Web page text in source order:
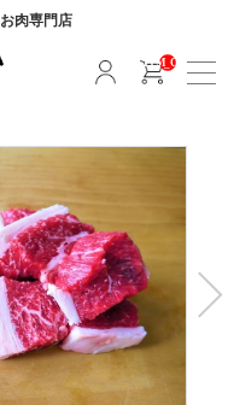
お肉専門店
__ITM_CNT__